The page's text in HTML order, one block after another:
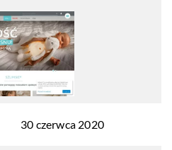
30 czerwca 2020